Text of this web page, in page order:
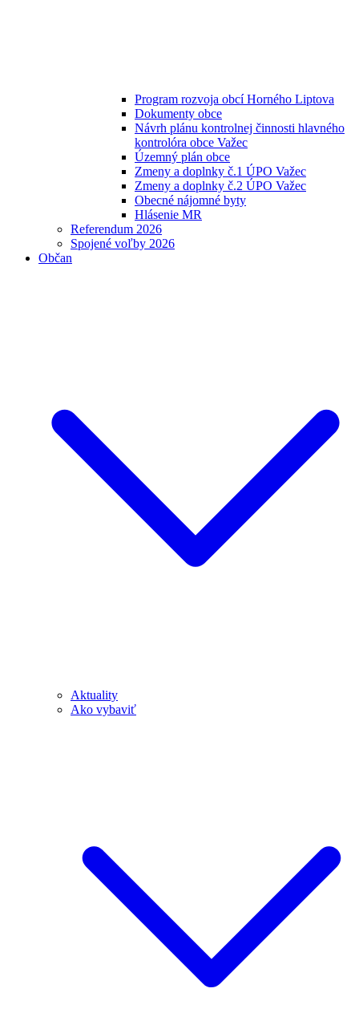
Program rozvoja obcí Horného Liptova
Dokumenty obce
Návrh plánu kontrolnej činnosti hlavného
kontrolóra obce Važec
Územný plán obce
Zmeny a doplnky č.1 ÚPO Važec
Zmeny a doplnky č.2 ÚPO Važec
Obecné nájomné byty
Hlásenie MR
Referendum 2026
Spojené voľby 2026
Občan
Aktuality
Ako vybaviť